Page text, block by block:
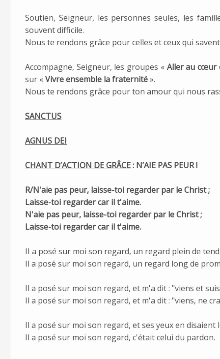
Soutien, Seigneur, les personnes seules, les
souvent difficile.
Nous te rendons grâce pour celles et ceux qui
Accompagne, Seigneur, les groupes « Aller au cœur
sur «Vivre ensemble la fraternité».
Nous te rendons grâce pour ton amour qui nous
SANCTUS
AGNUS DEI
CHANT D’ACTION DE GRÂCE: N’AIE PAS PEUR !
R/N'aie pas peur, laisse-toi regarder par le Christ ;
Laisse-toi regarder car il t'aime.
N'aie pas peur, laisse-toi regarder par le Christ ;
Laisse-toi regarder car il t'aime.
II a posé sur moi son regard, un regard plein de
Il a posé sur moi son regard, un regard long de
Il a posé sur moi son regard, et m'a dit : "viens et
Il a posé sur moi son regard, et m'a dit : "viens, ne
Il a posé sur moi son regard, et ses yeux en disaient
Il a posé sur moi son regard, c'était celui du pardon.